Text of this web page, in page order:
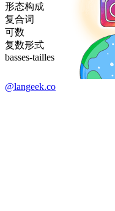
形态构成
复合词
可数
复数形式
basses-tailles
@langeek.co